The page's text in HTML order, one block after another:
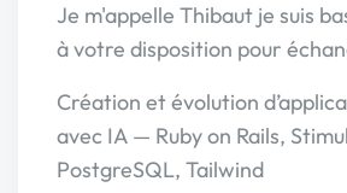
Je m'appelle Thibaut je suis
à votre disposition pour
Création et évolution
avec IA — Ruby on Rails,
PostgreSQL, Tailwind